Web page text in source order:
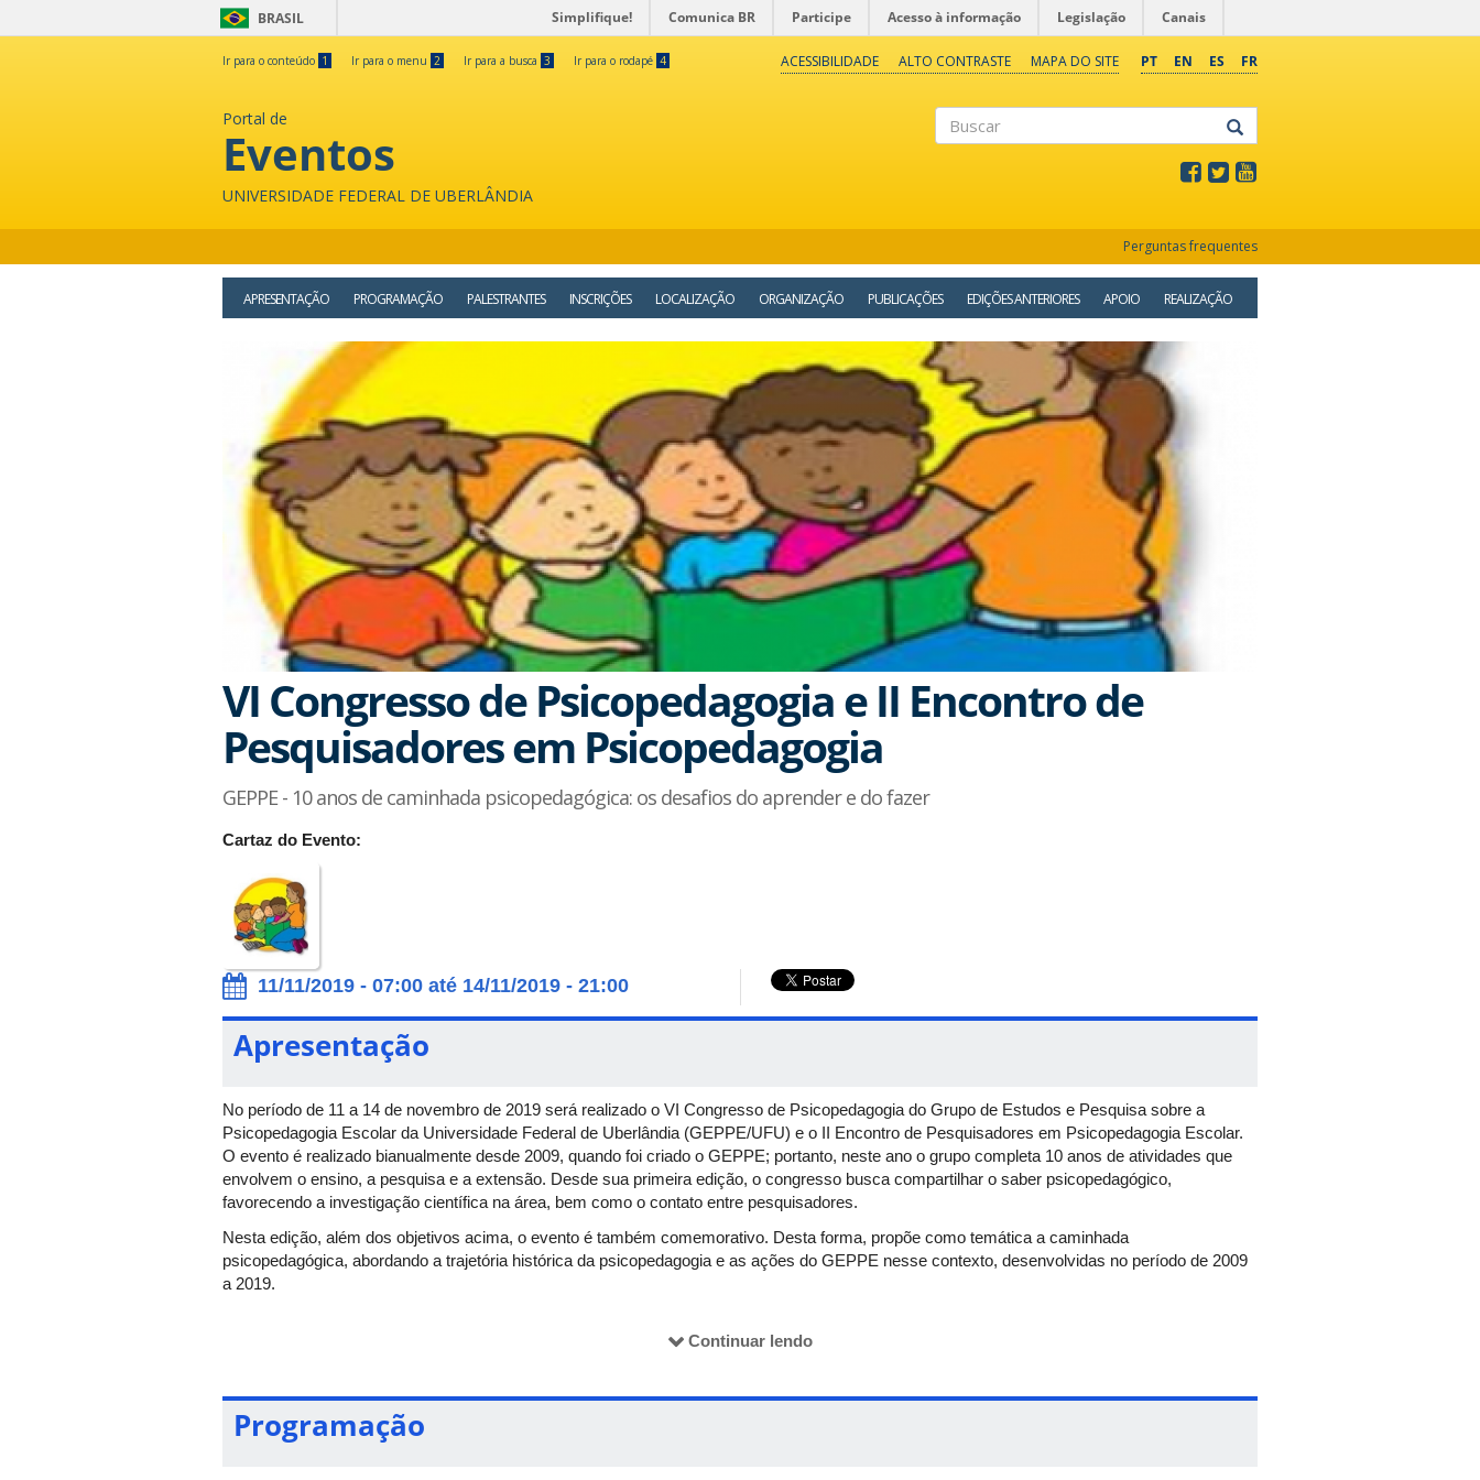
BRASIL Simplifique! Comunica BR Participe Acesso à informação Legislação Canais
Ir para o conteúdo 1 Ir para o menu 2 Ir para a busca 3 Ir para o rodapé 4 PT EN ES FR
ACESSIBILIDADE ALTO CONTRASTE MAPA DO SITE
Portal de
Eventos
UNIVERSIDADE FEDERAL DE UBERLÂNDIA
Perguntas frequentes
APRESENTAÇÃO PROGRAMAÇÃO PALESTRANTES INSCRIÇÕES LOCALIZAÇÃO ORGANIZAÇÃO PUBLICAÇÕES EDIÇÕES ANTERIORES APOIO REALIZAÇÃO
VI Congresso de Psicopedagogia e II Encontro de
Pesquisadores em Psicopedagogia
GEPPE - 10 anos de caminhada psicopedagógica: os desafios do aprender e do fazer
Cartaz do Evento:
11/11/2019 - 07:00 até 14/11/2019 - 21:00
Apresentação
No período de 11 a 14 de novembro de 2019 será realizado o VI Congresso de Psicopedagogia do Grupo de Estudos e Pesquisa sobre a
Psicopedagogia Escolar da Universidade Federal de Uberlândia (GEPPE/UFU) e o II Encontro de Pesquisadores em Psicopedagogia Escolar.
O evento é realizado bianualmente desde 2009, quando foi criado o GEPPE; portanto, neste ano o grupo completa 10 anos de atividades que
envolvem o ensino, a pesquisa e a extensão. Desde sua primeira edição, o congresso busca compartilhar o saber psicopedagógico,
favorecendo a investigação científica na área, bem como o contato entre pesquisadores.
Nesta edição, além dos objetivos acima, o evento é também comemorativo. Desta forma, propõe como temática a caminhada
psicopedagógica, abordando a trajetória histórica da psicopedagogia e as ações do GEPPE nesse contexto, desenvolvidas no período de 2009
a 2019.
Continuar lendo
Programação